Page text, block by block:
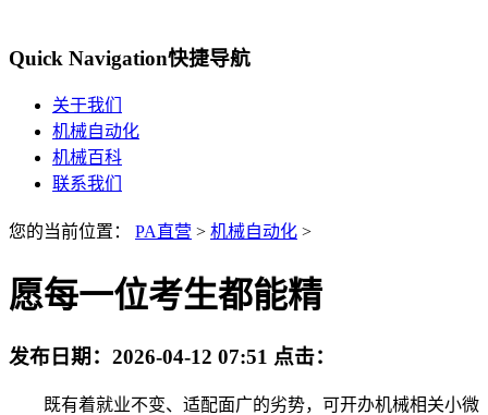
Quick Navigation快捷导航
关于我们
机械自动化
机械百科
联系我们
您的当前位置： PA直营 > 机械自动化 >
愿每一位考生都能精
发布日期： 2026-04-12 07:51 点击：
既有着就业不变、适配面广的劣势，可开办机械相关小微